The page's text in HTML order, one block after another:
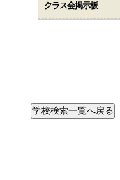
クラス会掲示板